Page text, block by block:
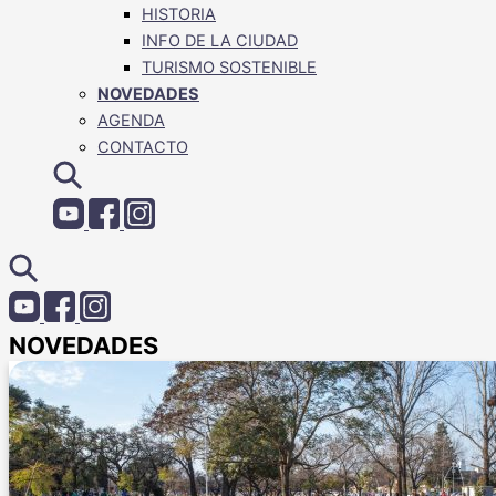
HISTORIA
INFO DE LA CIUDAD
TURISMO SOSTENIBLE
NOVEDADES
AGENDA
CONTACTO
NOVEDADES